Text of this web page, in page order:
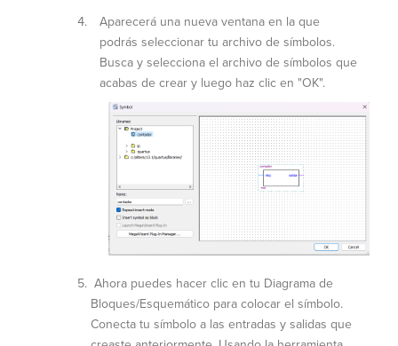
Aparecerá una nueva ventana en la que
podrás seleccionar tu archivo de símbolos.
Busca y selecciona el archivo de símbolos que
acabas de crear y luego haz clic en "OK".
Ahora puedes hacer clic en tu Diagrama de
Bloques/Esquemático para colocar el símbolo.
Conecta tu símbolo a las entradas y salidas que